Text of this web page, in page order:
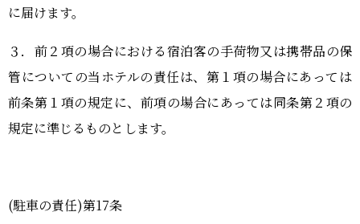
に届けます。
３．前２項の場合における宿泊客の手荷物又は携帯品の保
管についての当ホテルの責任は、第１項の場合にあっては
前条第１項の規定に、前項の場合にあっては同条第２項の
規定に準じるものとします。
(駐車の責任)第17条